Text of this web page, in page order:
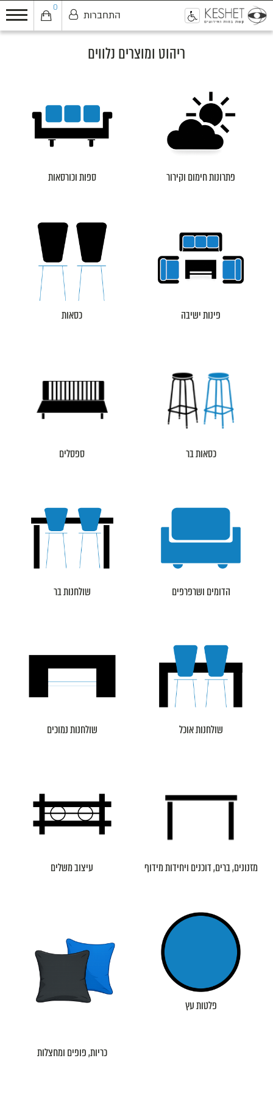
0
התחברות
ריהוט ומוצרים נלווים
פתרונות חימום וקירור ספות וכורסאות
פינות ישיבה כסאות
כסאות בר ספסלים
הדומים ושרפרפים שולחנות בר
שולחנות אוכל שולחנות נמוכים
מזנונים, ברים, דוכנים ויחידות מידוף עיצוב משלים
פלטות עץ
כריות, פופים ומחצלות